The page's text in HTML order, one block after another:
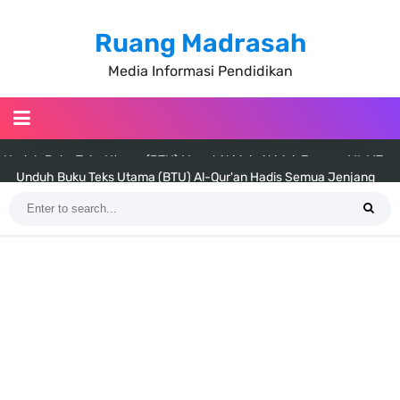
Ruang Madrasah
Media Informasi Pendidikan
Unduh Buku Teks Utama (BTU) Al-Qur'an Hadis Semua Jenjang